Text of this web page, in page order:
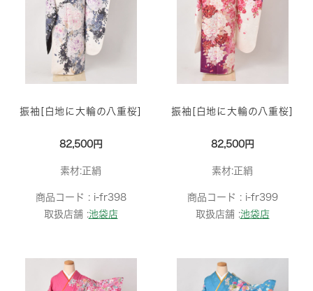
振袖[白地に大輪の八重桜]
82,500円
素材:正絹
商品コード : i-fr398
取扱店舗 :池袋店
振袖[白地に大輪の八重桜]
82,500円
素材:正絹
商品コード : i-fr399
取扱店舗 :池袋店